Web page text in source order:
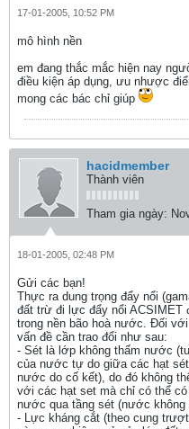
17-01-2005, 10:52 PM
mô hình nền
em đang thắc mắc hiện nay
điều kiện áp dụng, ưu nhược
mong các bác chỉ giúp
hacidmember
Thành viên
Tham gia ngày:
18-01-2005, 02:48 PM
Gửi các bạn!
Thực ra dung trọng đẩy nổi
đất trừ đi lực đẩy nổi ACSIMET
trong nền bão hoà nước. Đối
vấn đề cần trao đổi như sau:
- Sét là lớp không thấm nước
của nước tự do giữa các hạt
nước do cố kết), do đó không
với các hạt set mà chỉ có thể
nước qua tầng sét (nước không
- Lực kháng cắt (theo cung